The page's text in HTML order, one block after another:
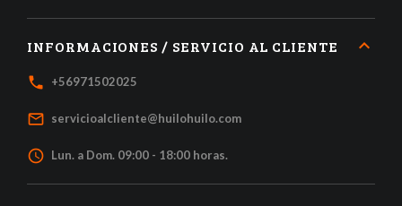
INFORMACIONES / SERVICIO AL CLIENTE
local_phone +56971502025
mail_outline servicioalcliente@huilohuilo.com
access_time Lun. a Dom. 09:00 - 18:00 horas.